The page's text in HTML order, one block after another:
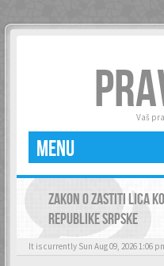
Vaš
MENU
ZAKON O ZASTITI LICA
REPUBLIKE SRPSKE
It is currently Sun Aug 09, 2026 1:06